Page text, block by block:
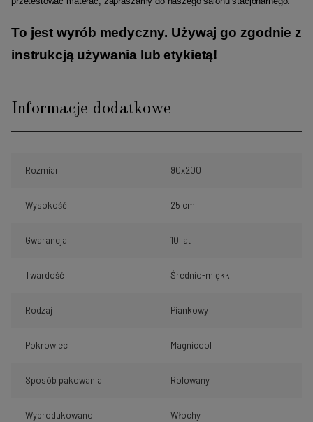
To jest wyrób medyczny. Używaj go zgodnie z
instrukcją używania lub etykietą!
Informacje dodatkowe
Rozmiar 90x200
Wysokość 25 cm
Gwarancja 10 lat
Twardość Średnio-miękki
Rodzaj Piankowy
Pokrowiec Magnicool
Sposób pakowania Rolowany
Wyprodukowano Włochy